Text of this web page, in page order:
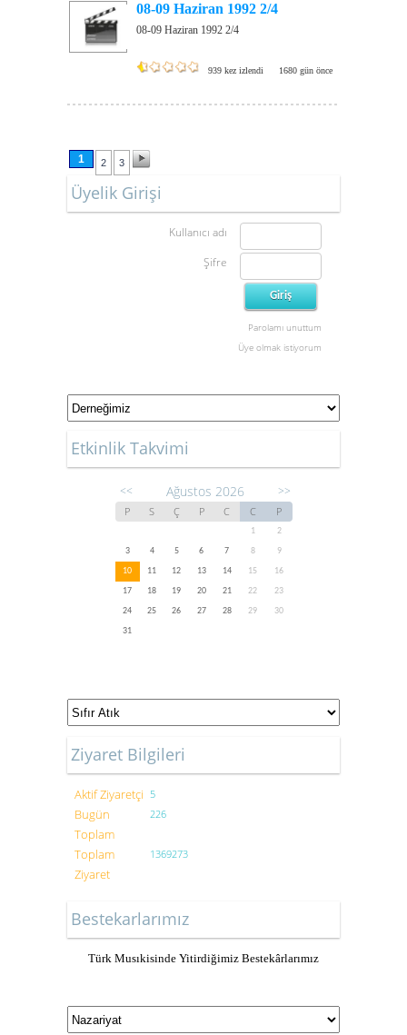
08-09 Haziran 1992 2/4
08-09 Haziran 1992 2/4
939 kez izlendi 1680 gün önce
1 2 3
Üyelik Girişi
Kullanıcı adı
Şifre
Parolamı unuttum
Üye olmak istiyorum
Etkinlik Takvimi
<< Ağustos 2026 >>
P S Ç P C C P
1
2
3
4 5 6 7 8
9
10
11 12 13 14 15
16
17
18 19 20 21 22
23
24
25 26 27 28 29
30
31
Ziyaret Bilgileri
Aktif Ziyaretçi 5
Bugün
Toplam
226
Toplam
Ziyaret
1369273
Bestekarlarımız
Türk Musıkisinde Yitirdiğimiz Bestekârlarımız